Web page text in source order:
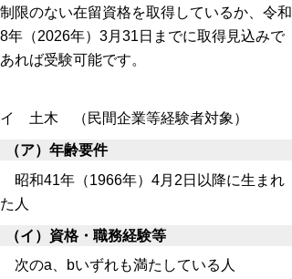
制限のない在留資格を取得しているか、令和
8年（2026年）3月31日までに取得見込みで
あれば受験可能です。
イ 土木 （民間企業等経験者対象）
（ア）年齢要件
昭和41年（1966年）4月2日以降に生まれ
た人
（イ）資格・職務経験等
次のa、bいずれも満たしている人